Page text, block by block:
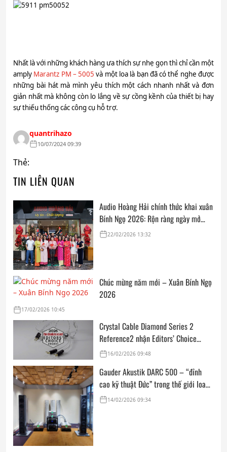
Nhất là với những khách hàng ưa thích sự nhẹ gọn thì chỉ cần một
amply Marantz PM – 5005và một loa là bạn đã có thể nghe được
những bài hát mà mình yêu thích một cách nhanh nhất và đơn
giản nhất mà không còn lo lắng về sự cồng kềnh của thiết bị hay
sự thiếu thống các công cụ hỗ trợ.
quantrihazo
10/07/2024 09:39
Thẻ:
TIN LIÊN QUAN
Audio Hoàng Hải chính thức khai xuân
Bính Ngọ 2026: Rộn ràng ngày mở
cửa, trọn vẹn lời chúc đầu năm
22/02/2026 13:32
Chúc mừng năm mới – Xuân Bính Ngọ
2026
17/02/2026 10:45
Crystal Cable Diamond Series 2
Reference2 nhận Editors’ Choice
Award: Dedicated Audio 2026 từ The
16/02/2026 09:48
Gauder Akustik DARC 500 – “đỉnh
cao kỹ thuật Đức” trong thế giới loa
hi-end tham chiếu
14/02/2026 09:34